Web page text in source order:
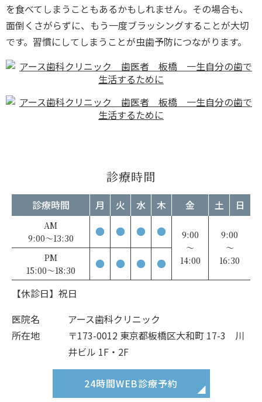
を食べてしまうこともあるかもしれません。その場合も、
面倒くさがらずに、もう一度ブラッシングすることが大切
です。習慣にしてしまうことが虫歯予防につながります。
診療時間
診療時間 月 火 水 木 金 土 日
AM
9:00～13:30
● ● ● ●
9:00
～
14:00
9:00
～
16:30
PM
15:00～18:30
● ● ● ●
【休診日】祝日
医院名
アース歯科クリニック
所在地
〒173-0012 東京都板橋区大和町 17-3 川
井ビル 1F・2F
24時間WEB診療予約